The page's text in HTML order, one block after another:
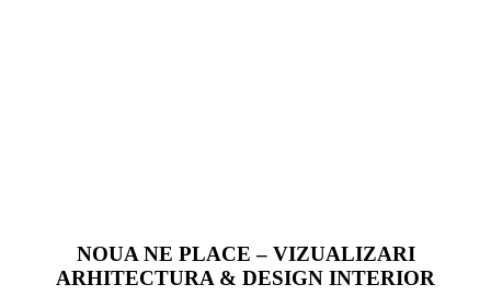
NOUA NE PLACE – VIZUALIZARI
ARHITECTURA & DESIGN INTERIOR